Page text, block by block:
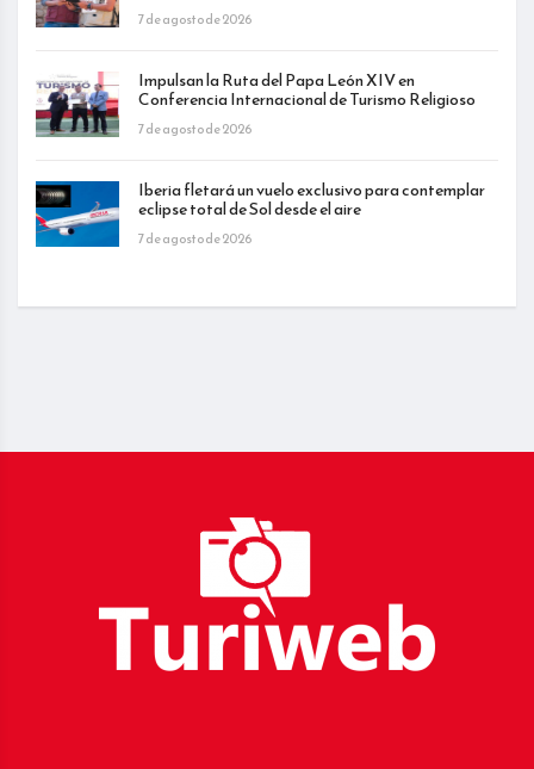
7 de agosto de 2026
Impulsan la Ruta del Papa León XIV en
Conferencia Internacional de Turismo Religioso
7 de agosto de 2026
Iberia fletará un vuelo exclusivo para contemplar
eclipse total de Sol desde el aire
7 de agosto de 2026